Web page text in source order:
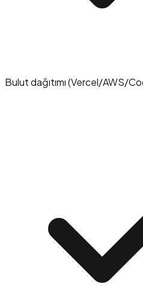
Bulut dağıtımı (Vercel/AWS/